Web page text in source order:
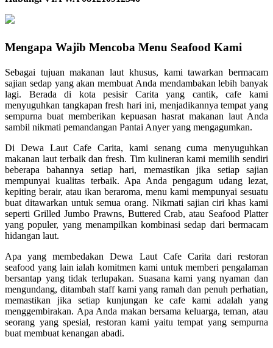
Mengapa Wajib Mencoba Menu Seafood Kami
Sebagai tujuan makanan laut khusus, kami tawarkan bermacam
sajian sedap yang akan membuat Anda mendambakan lebih banyak
lagi. Berada di kota pesisir Carita yang cantik, cafe kami
menyuguhkan tangkapan fresh hari ini, menjadikannya tempat yang
sempurna buat memberikan kepuasan hasrat makanan laut Anda
sambil nikmati pemandangan Pantai Anyer yang mengagumkan.
Di Dewa Laut Cafe Carita, kami senang cuma menyuguhkan
makanan laut terbaik dan fresh. Tim kulineran kami memilih sendiri
beberapa bahannya setiap hari, memastikan jika setiap sajian
mempunyai kualitas terbaik. Apa Anda pengagum udang lezat,
kepiting berair, atau ikan beraroma, menu kami mempunyai sesuatu
buat ditawarkan untuk semua orang. Nikmati sajian ciri khas kami
seperti Grilled Jumbo Prawns, Buttered Crab, atau Seafood Platter
yang populer, yang menampilkan kombinasi sedap dari bermacam
hidangan laut.
Apa yang membedakan Dewa Laut Cafe Carita dari restoran
seafood yang lain ialah komitmen kami untuk memberi pengalaman
bersantap yang tidak terlupakan. Suasana kami yang nyaman dan
mengundang, ditambah staff kami yang ramah dan penuh perhatian,
memastikan jika setiap kunjungan ke cafe kami adalah yang
menggembirakan. Apa Anda makan bersama keluarga, teman, atau
seorang yang spesial, restoran kami yaitu tempat yang sempurna
buat membuat kenangan abadi.